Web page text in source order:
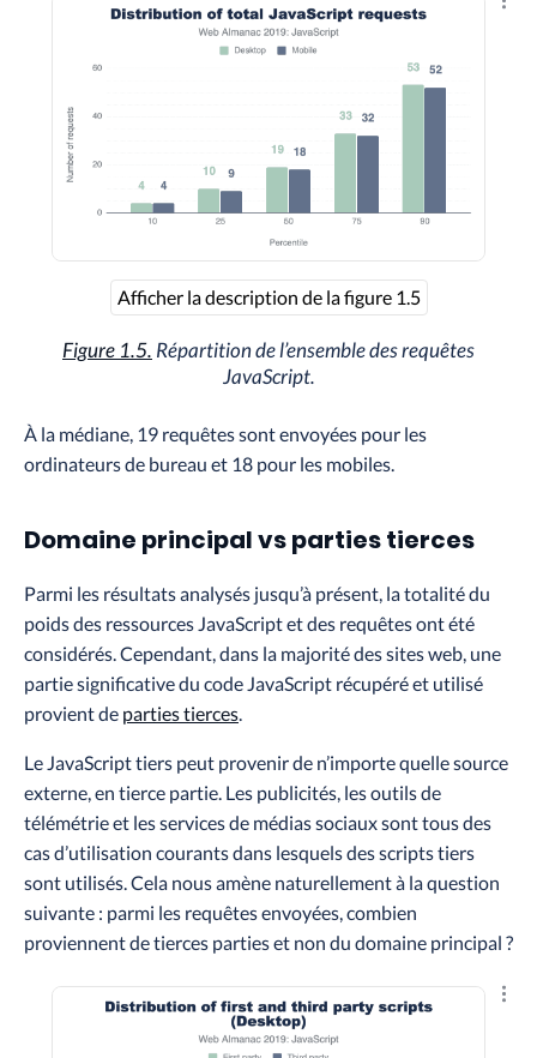
Afficher la description de la figure 1.5
Figure 1.5. Répartition de l’ensemble des requêtes
JavaScript.
À la médiane, 19 requêtes sont envoyées pour les
ordinateurs de bureau et 18 pour les mobiles.
Domaine principal vs parties tierces
Parmi les résultats analysés jusqu’à présent, la totalité du
poids des ressources JavaScript et des requêtes ont été
considérés. Cependant, dans la majorité des sites web, une
partie significative du code JavaScript récupéré et utilisé
provient de parties tierces
Le JavaScript tiers peut provenir de n’importe quelle source
externe, en tierce partie. Les publicités, les outils de
télémétrie et les services de médias sociaux sont tous des
cas d’utilisation courants dans lesquels des scripts tiers
sont utilisés. Cela nous amène naturellement à la question
suivante : parmi les requêtes envoyées, combien
proviennent de tierces parties et non du domaine principal ?